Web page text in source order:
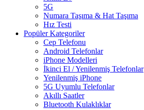
5G
Numara Taşıma & Hat Taşıma
Hız Testi
Popüler Kategoriler
Cep Telefonu
Android Telefonlar
iPhone Modelleri
İkinci El / Yenilenmiş Telefonlar
Yenilenmiş iPhone
5G Uyumlu Telefonlar
Akıllı Saatler
Bluetooth Kulaklıklar